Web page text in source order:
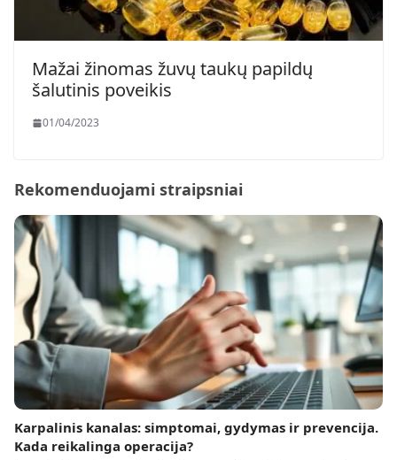
Mažai žinomas žuvų taukų papildų
šalutinis poveikis
01/04/2023
Rekomenduojami straipsniai
Karpalinis kanalas: simptomai, gydymas ir prevencija.
Kada reikalinga operacija?